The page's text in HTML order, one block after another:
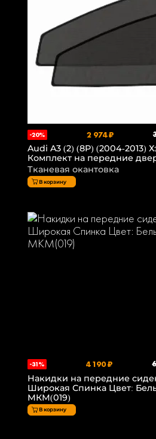
-20% 2 974 ₽
Audi A3 (2) (8P) (2004-2013)
Комплект на передние
Тканевая окантовка
В корзину
-31% 4 190 ₽
Накидки на передние
Широкая Спинка Цвет:
МКМ(019)
В корзину